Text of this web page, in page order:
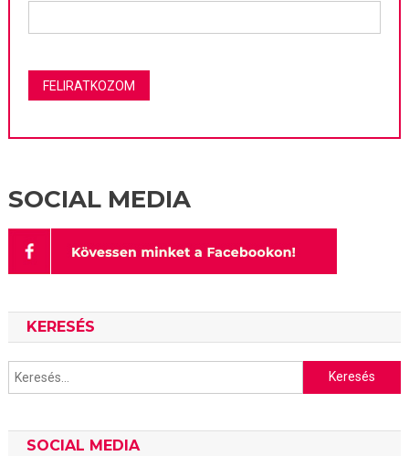
SOCIAL MEDIA
KERESÉS
Keresés:
SOCIAL MEDIA